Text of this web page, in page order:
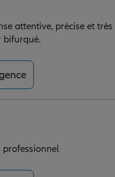
attentive, précise et
bifurqué.
professionnel